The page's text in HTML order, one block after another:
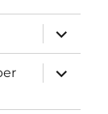
anzeigen
anzeigen